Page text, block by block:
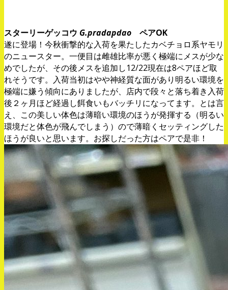
スターリーゲッコウ G.pradapdao ペアOK
遂に登場！今秋衝撃的な入荷を果たしたカベチョロ系ヤモリ
のニュースター。一便目は雌雄比率が悪く極端にメスが少な
めでしたが、その後メスを追加し12/22現在は8ペアほど取
れそうです。入荷当初はやや神経質な面があり明るい環境を
極端に嫌う傾向にありましたが、店内で段々と落ち着き入荷
後２ヶ月ほど経過し餌食いもバッチリになってます。とは言
え、この美しい体色は薄暗い環境のほうが発揮する（明るい
環境だと体色が飛んでしまう）ので薄暗くセッティングした
ほうが良いと思います。お探しだった方はペアで是非！